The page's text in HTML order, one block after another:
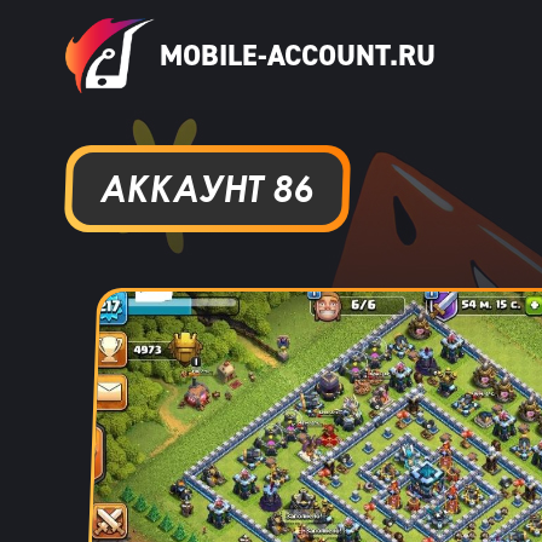
MOBILE-ACCOUNT.RU
АККАУНТ 86
Даниил Кыров15
Думаю,это правда что